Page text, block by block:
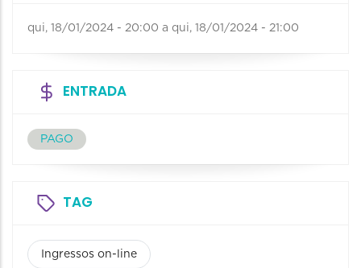
qui, 18/01/2024 - 20:00 a qui, 18/01/2024 - 21:00
ENTRADA
PAGO
TAG
Ingressos on-line